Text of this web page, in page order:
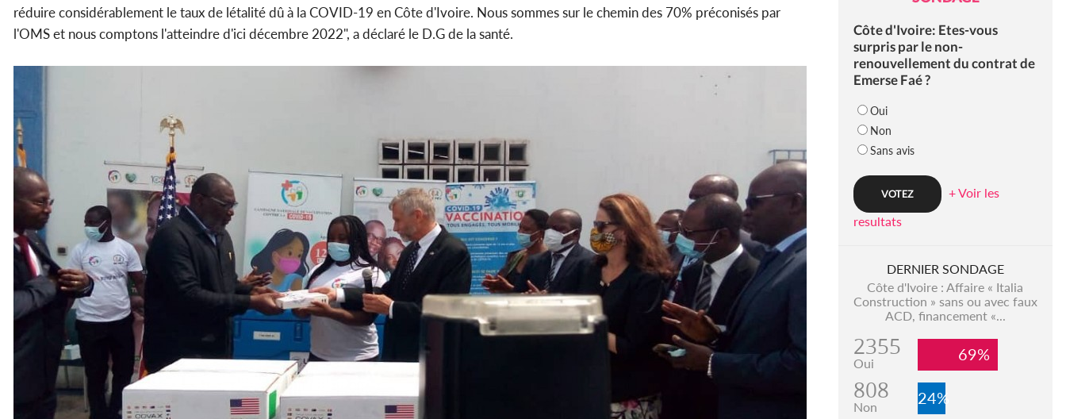
réduire considérablement le taux de létalité dû à la COVID-19 en Côte d'Ivoire. Nous sommes sur le chemin des 70% préconisés par
l'OMS et nous comptons l'atteindre d'ici décembre 2022", a déclaré le D.G de la santé.
Côte d'Ivoire: Etes-vous
surpris par le non-
renouvellement du contrat de
Emerse Faé ?
Oui
Non
Sans avis
+ Voir les
resultats
DERNIER SONDAGE
Côte d'Ivoire : Affaire « Italia
Construction » sans ou avec faux
ACD, financement «...
2355
Oui 69%
808
Non 24%